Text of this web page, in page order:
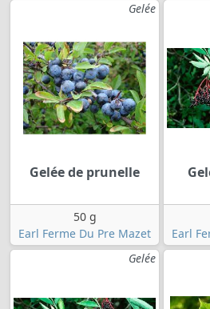
Gelée
Gelée de prunelle
50 g
Earl Ferme Du Pre Mazet
Earl
Gelée